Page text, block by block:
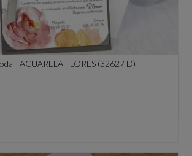
- ACUARELA FLORES (32627 D)